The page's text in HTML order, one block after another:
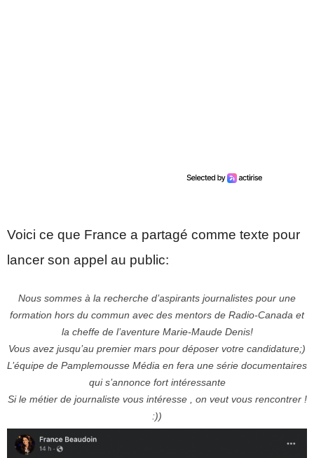
Voici ce que France a partagé comme texte pour
lancer son appel au public:
Nous sommes à la recherche d’aspirants journalistes pour une
formation hors du commun avec des mentors de Radio-Canada et
la cheffe de l’aventure Marie-Maude Denis!
Vous avez jusqu’au premier mars pour déposer votre candidature;)
L’équipe de Pamplemousse Média en fera une série documentaires
qui s’annonce fort intéressante
Si le métier de journaliste vous intéresse , on veut vous rencontrer !
:))